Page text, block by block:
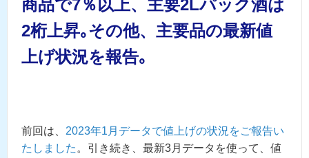
商品で7％以上、主要2Lパック酒は
2桁上昇｡その他、主要品の最新値
上げ状況を報告｡
前回は、 2023年1月データで値上げの状況をご報告い
たしました 。引き続き、最新3月データを使って、値